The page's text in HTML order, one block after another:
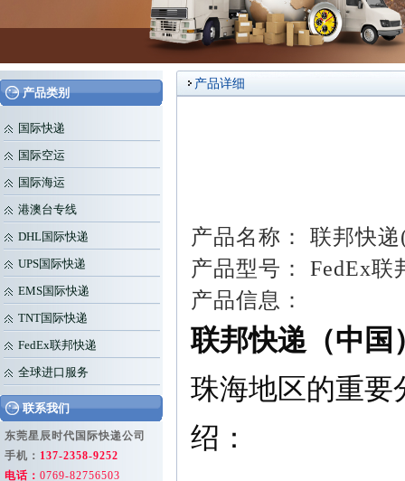
产品类别
国际快递
国际空运
国际海运
港澳台专线
DHL国际快递
UPS国际快递
EMS国际快递
TNT国际快递
FedEx联邦快递
全球进口服务
联系我们
东莞星辰时代国际快递公司
手机： 137-2358-9252
电话： 0769-82756503
产品详细
产品名称： 联邦快
产品型号： FedEx
产品信息：
联邦快递（中国
珠海地区的重要
绍：